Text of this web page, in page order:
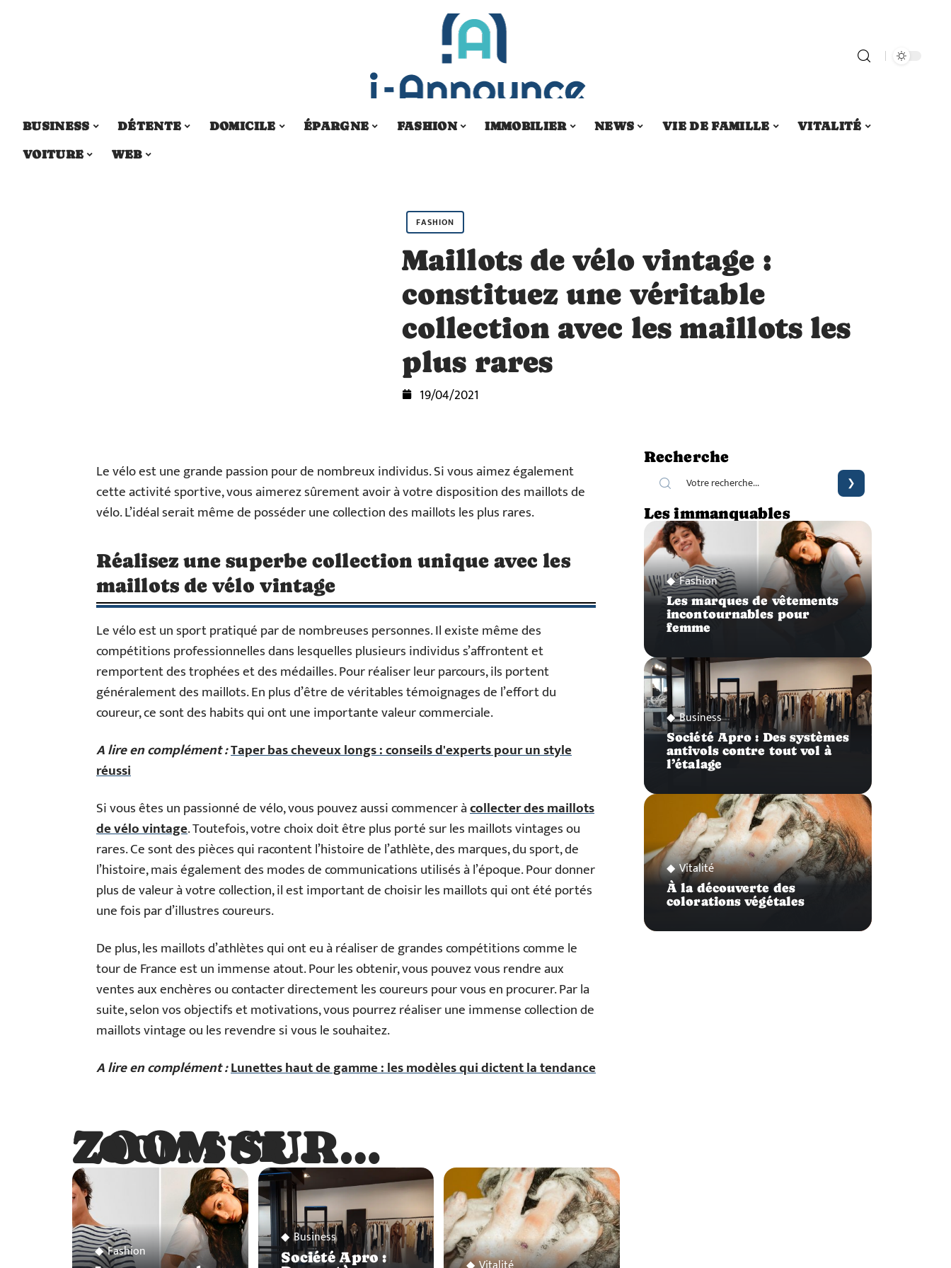
BUSINESS DÉTENTE DOMICILE ÉPARGNE FASHION IMMOBILIER NEWS VIE DE FAMILLE
VITALITÉ
VOITURE
WEB
FASHION
Maillots de vélo vintage :
constituez une véritable
collection avec les maillots les
plus rares
19/04/2021
Le vélo est une grande passion pour de nombreux individus. Si vous aimez également
cette activité sportive, vous aimerez sûrement avoir à votre disposition des maillots de
vélo. L’idéal serait même de posséder une collection des maillots les plus rares.
Réalisez une superbe collection unique avec les
maillots de vélo vintage
Le vélo est un sport pratiqué par de nombreuses personnes. Il existe même des
compétitions professionnelles dans lesquelles plusieurs individus s’affrontent et
remportent des trophées et des médailles. Pour réaliser leur parcours, ils portent
généralement des maillots. En plus d’être de véritables témoignages de l’effort du
coureur, ce sont des habits qui ont une importante valeur commerciale.
A lire en complément :Taper bas cheveux longs : conseils d'experts pour un style
réussi
Si vous êtes un passionné de vélo, vous pouvez aussi commencer àcollecter des maillots
de vélo vintage. Toutefois, votre choix doit être plus porté sur les maillots vintages ou
rares. Ce sont des pièces qui racontent l’histoire de l’athlète, des marques, du sport, de
l’histoire, mais également des modes de communications utilisés à l’époque. Pour donner
plus de valeur à votre collection, il est important de choisir les maillots qui ont été portés
une fois par d’illustres coureurs.
De plus, les maillots d’athlètes qui ont eu à réaliser de grandes compétitions comme le
tour de France est un immense atout. Pour les obtenir, vous pouvez vous rendre aux
ventes aux enchères ou contacter directement les coureurs pour vous en procurer. Par la
suite, selon vos objectifs et motivations, vous pourrez réaliser une immense collection de
maillots vintage ou les revendre si vous le souhaitez.
A lire en complément :Lunettes haut de gamme : les modèles qui dictent la tendance
ZOOM SUR…
ZOOM SUR…
Fashion
Business
Société Apro :
Recherche
Les immanquables
Fashion
Les marques de vêtements
incontournables pour
femme
Business
Société Apro : Des systèmes
antivols contre tout vol à
l’étalage
Vitalité
À la découverte des
colorations végétales